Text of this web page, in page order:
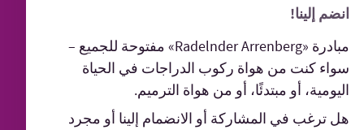
انضم إلينا!
مبادرة «Radelnder Arrenberg» مفتوحة للجميع –
سواء كنت من هواة ركوب الدراجات في الحياة
اليومية، أو مبتدئًا، أو من هواة الترميم.
هل ترغب في المشاركة أو الانضمام إلينا أو مجرد